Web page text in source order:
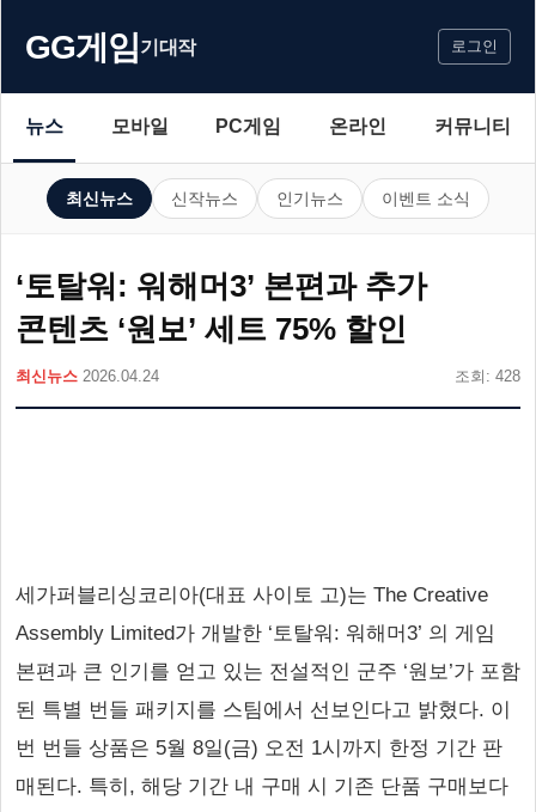
GG게임기대작 로그인
뉴스 모바일 PC게임 온라인 커뮤니티
최신뉴스 신작뉴스 인기뉴스 이벤트 소식
‘토탈워: 워해머3’ 본편과 추가
콘텐츠 ‘원보’ 세트 75% 할인
최신뉴스 2026.04.24 조회: 428
세가퍼블리싱코리아(대표 사이토 고)는 The Creative
Assembly Limited가 개발한 ‘토탈워: 워해머3’ 의 게임
본편과 큰 인기를 얻고 있는 전설적인 군주 ‘원보’가 포함
된 특별 번들 패키지를 스팀에서 선보인다고 밝혔다. 이
번 번들 상품은 5월 8일(금) 오전 1시까지 한정 기간 판
매된다. 특히, 해당 기간 내 구매 시 기존 단품 구매보다